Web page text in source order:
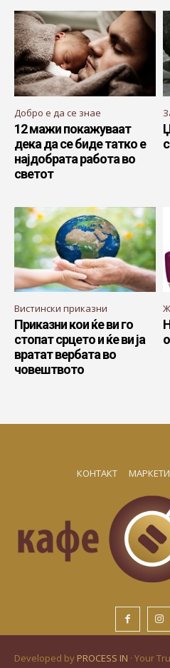
Добро е да се знае
12 мажи покажуваат
дека да се биде татко е
најдобрата работа во
светот
Вистински приказни
Приказни кои ќе ви го
стопат срцето и ќе ви ја
вратат вербата во
човештвото
КОНТАКТ
Developed by PROCESS IN · Your